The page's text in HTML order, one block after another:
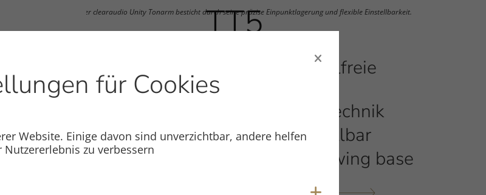
auf den Punkt gebracht: Der clearaudio Unity Tonarm besticht durch seine präzise Einpunktlagerung und flexible Einstellbarkeit.
TT5
Spurfehlwinkelfreie
Abtastung
Präzise Lagertechnik
Flexibel einstellbar
Optional mit swing base
für Cookies
Website. Einige davon sind unverzichtbar, andere helfen
zu verbessern
Cookies anzeigen